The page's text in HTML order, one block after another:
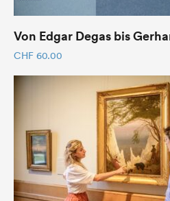
Von Edgar Degas bis
CHF 60.00